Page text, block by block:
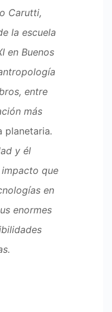
Carutti,
la escuela
en Buenos
entre
más
planetaria.
y él
que
en
enormes
.